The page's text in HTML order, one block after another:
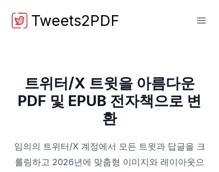
Tweets2PDF
Tweets2PDF 메인
트위터/X 트윗을 아름다운
PDF 및 EPUB 전자책으로 변
환
임의의 트위터/X 계정에서 모든 트윗과 답글을 크
롤링하고 2026년에 맞춤형 이미지와 레이아웃으